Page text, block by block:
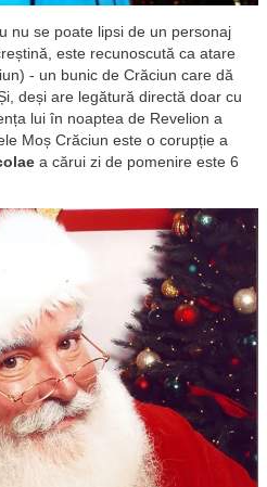
nu se poate lipsi de un personaj
este recunoscută ca atare
- un bunic de Crăciun care dă
deși are legătură directă doar cu
lui în noaptea de Revelion a
Moș Crăciun este o corupție a
a cărui zi de pomenire este 6